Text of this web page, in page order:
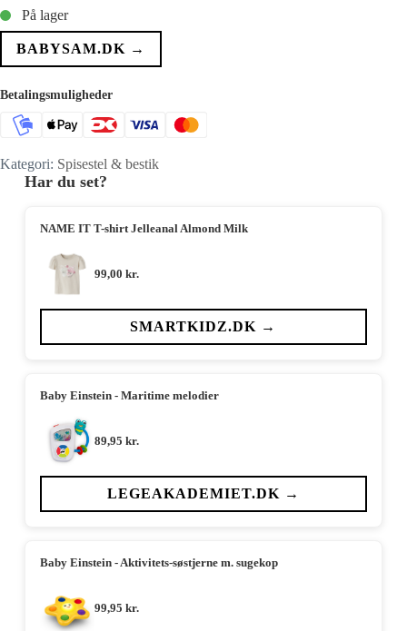
På lager
BABYSAM.DK →
Betalingsmuligheder
Kategori: Spisestel & bestik
Har du set?
NAME IT T-shirt Jelleanal Almond Milk
99,00 kr.
SMARTKIDZ.DK →
Baby Einstein - Maritime melodier
89,95 kr.
LEGEAKADEMIET.DK →
Baby Einstein - Aktivitets-søstjerne m. sugekop
99,95 kr.